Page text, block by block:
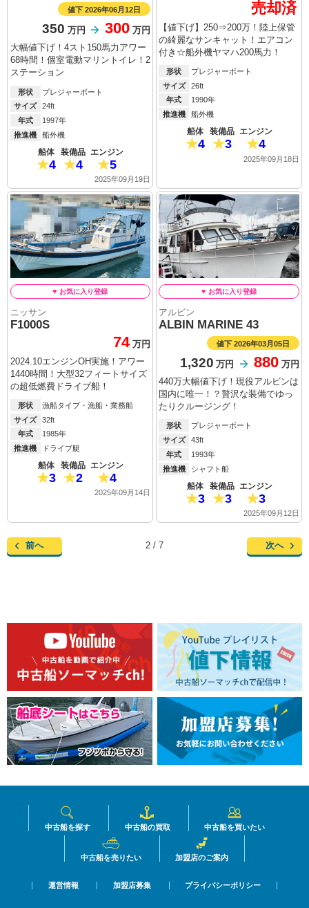
値下 2026年06月12日
350 万円 300 万円
大幅値下げ！4スト150馬力アワー
68時間！個室電動マリントイレ！2
ステーション
形状
プレジャーボート
サイズ
24ft
年式
1997年
推進機
船外機
船体
4
装備品
4
エンジン
5
2025年09月19日
売却済
【値下げ】250⇒200万！陸上保管
の綺麗なサンキャット！エアコン
付き☆船外機ヤマハ200馬力！
形状
プレジャーボート
サイズ
26ft
年式
1990年
推進機
船外機
船体
4
装備品
3
エンジン
4
2025年09月18日
ニッサン
F1000S
74 万円
2024.10エンジンOH実施！アワー
1440時間！大型32フィートサイズ
の超低燃費ドライブ船！
形状
漁船タイプ・漁船・業務船
サイズ
32ft
年式
1985年
推進機
ドライブ艇
船体
3
装備品
2
エンジン
4
2025年09月14日
アルビン
ALBIN MARINE 43
値下 2026年03月05日
1,320 万円 880 万円
440万大幅値下げ！現役アルビンは
国内に唯一！？贅沢な装備でゆっ
たりクルージング！
形状
プレジャーボート
サイズ
43ft
年式
1993年
推進機
シャフト船
船体
3
装備品
3
エンジン
3
2025年09月12日
前へ 2 / 7 次へ
中古船を探す 中古船の買取 中古船を買いたい
中古船を売りたい 加盟店のご案内
運営情報 加盟店募集 プライバシーポリシー